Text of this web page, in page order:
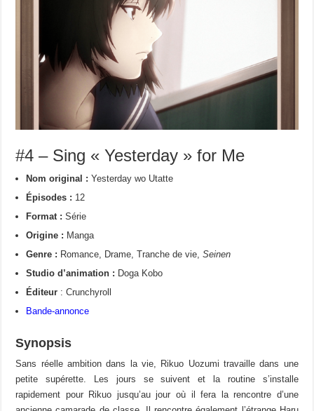
#4 – Sing « Yesterday » for Me
Nom original : Yesterday wo Utatte
Épisodes : 12
Format :Série
Origine : Manga
Genre : Romance, Drame, Tranche de vie,Seinen
Studio d’animation : Doga Kobo
Éditeur : Crunchyroll
Bande-annonce
Synopsis
Sans réelle ambition dans la vie, Rikuo Uozumi travaille dans une
petite supérette. Les jours se suivent et la routine s’installe
rapidement pour Rikuo jusqu’au jour où il fera la rencontre d’une